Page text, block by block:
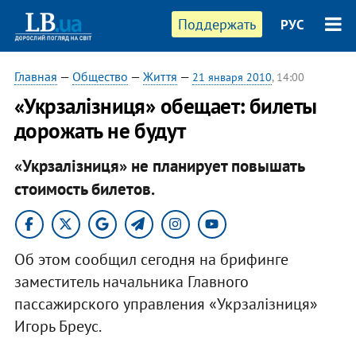
Поддержать РУС
Главная — Общество — Життя — 21 января 2010, 14:00
«Укрзалізниця» обещает: билеты
дорожать не будут
«Укрзалізниця» не планирует повышать
стоимость билетов.
Об этом сообщил сегодня на брифинге
заместитель начальника Главного
пассажирского управления «Укрзалізниця»
Игорь Бреус.